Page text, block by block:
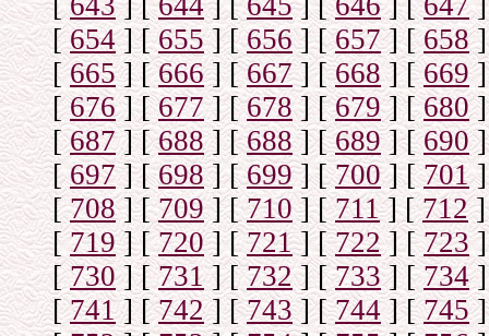
[654] [655] [656] [657] [658]
[665] [666] [667] [668] [669]
[676] [677] [678] [679] [680]
[687] [688] [688] [689] [690]
[697] [698] [699] [700] [701]
[708] [709] [710] [711] [712]
[719] [720] [721] [722] [723]
[730] [731] [732] [733] [734]
[741] [742] [743] [744] [745]